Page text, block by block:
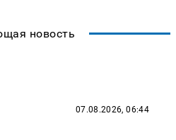
новость
07.08.2026, 06:44